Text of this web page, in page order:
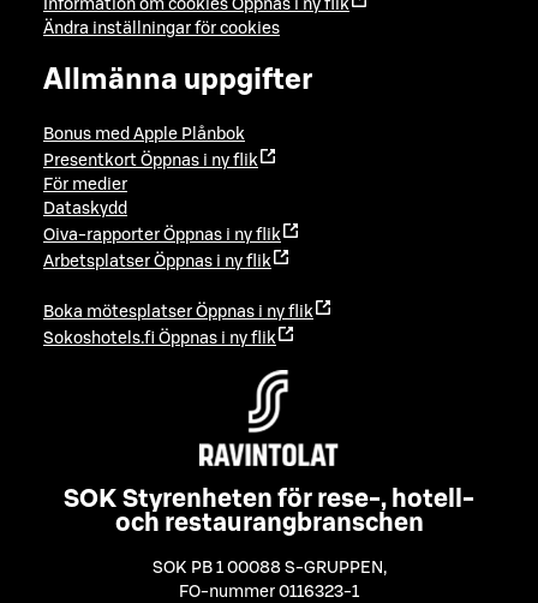
Information om cookies Öppnas i ny flik
Ändra inställningar för cookies
Allmänna uppgifter
Bonus med Apple Plånbok
Presentkort Öppnas i ny flik
För medier
Dataskydd
Oiva-rapporter Öppnas i ny flik
Arbetsplatser Öppnas i ny flik
Boka mötesplatser Öppnas i ny flik
Sokoshotels.fi Öppnas i ny flik
SOK Styrenheten för rese-, hotell-
och restaurangbranschen
SOK PB 1 00088 S-GRUPPEN ,
FO-nummer 0116323-1